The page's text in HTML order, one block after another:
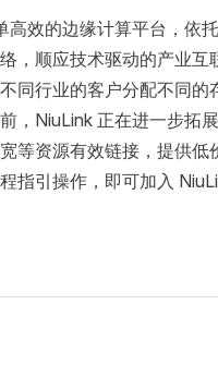
高效的边缘计算平台，依
，顺应技术驱动的产业互
同行业的客户分配不同
，NiuLink 正在进一步拓
等资源有效链接，提供
指引操作，即可加入